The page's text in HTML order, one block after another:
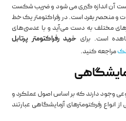
آن اندازه گیری می شود و ضریب شکست
و منحصر بفرد است. در رفراکتومتر یک خط
مختلف به دست می‌آید و با عدسی‌های
است. برای خرید رفراکتومتر پرتابل
مراجعه کنید.
وجود دارند که بر اساس اصول عملکرد و
انواع رفرکتومترهای آزمایشگاهی عبارتند